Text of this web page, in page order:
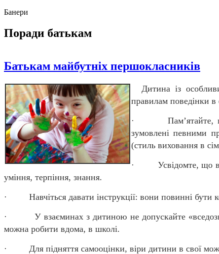
Банери
Поради батькам
Батькам майбутніх першокласників
Дитина із
правилам поведінки в
· Пам’ятайте, що
зумовлені певними
(стиль виховання в
· Усвідомте, що
уміння, терпіння, знання.
· Навчіться давати інструкції: вони повинні бути
· У взаєминах з дитиною не допускайте
можна робити вдома, в школі.
· Для підняття самооцінки, віри дитини в свої